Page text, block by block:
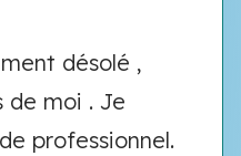
désolé ,
de moi . Je
professionnel.